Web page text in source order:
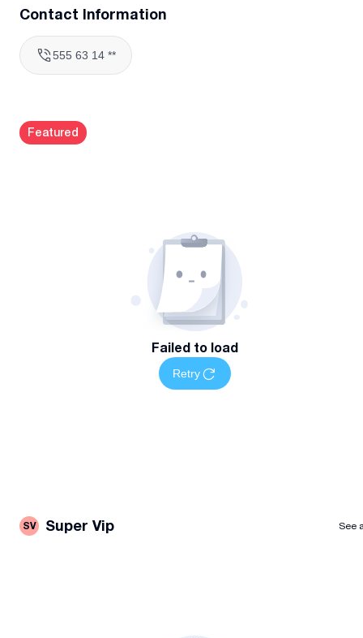
გეგმარებას, ელექტროობის ნახაზის გაკეთებას, შემდეგ ამ
გამზადებას რემონტის დასაწყებად.
სფეროში
ინდივიდუალური მიდგომა თითოეული პროექტის მიმართ
მომსახურების არეალი და ხელმისაწვდომობა
მომსახურება ხელმისაწვდომია თბილისში როგორც
ადგილზე, ასევე ონლაინ ფორმატში.
დაგეგმეთ თქვენი არქიტექტურა, პროექტირება-დიზაინის
სამუშაოები მარტივად — დაგვიკავშირდით მითითებულ
Contact Information
555 63 14 **
Featured
Failed to load
Retry
SV Super Vip See